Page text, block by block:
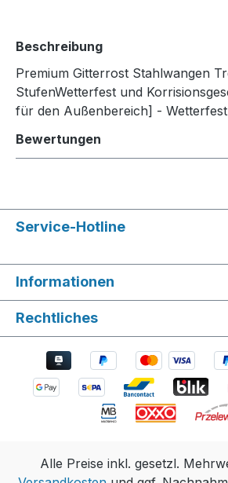
Beschreibung
Premium Gitterrost Stahlwangen
StufenWetterfest und
für den Außenbereich] -
Bewertungen
Service-Hotline
Informationen
Rechtliches
Alle Preise inkl. gesetzl.